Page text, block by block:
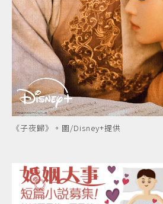
《子夜歸》。圖/Disney+提供